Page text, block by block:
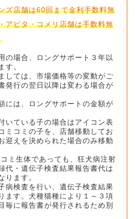
ズ店舗は60回まで金利手数料無
アピタ・コメリ店舗は手数料無
の場合、ロングサポート３年以
す。
しては、市場価格等の変動がご
発行の翌日以降は変わる場合が
には、ロングサポートの金額が
いている子の場合はアイコン表
ミコミの子を、店舗移動してお
迎えを決められた場合のみ移動
ミ生体であっても、狂犬病注射
代・遺伝子検査結果報告書代は
ります。
病検査を行い、遺伝子検査結果
ます。犬種猫種により１～３項
毎に報告書が発行されるため別